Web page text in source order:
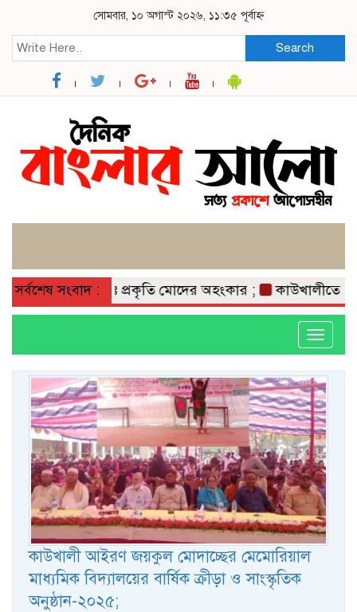
সোমবার, ১০ অগাস্ট ২০২৬, ১১:৩৫ পূর্বাহ্ন
Search
সর্বশেষ সংবাদ :কবিতাঃ প্রকৃতি মোদের অহংকার ; কাউখালীতে
Toggle
কাউখালী আইরণ জয়কুল মোদাচ্ছের মেমোরিয়াল
মাধ্যমিক বিদ্যালয়ের বার্ষিক ক্রীড়া ও সাংস্কৃতিক
অনুষ্ঠান-২০২৫;